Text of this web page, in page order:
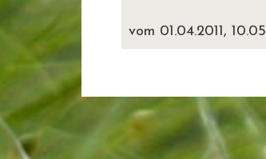
vom 01.04.2011, 10.05